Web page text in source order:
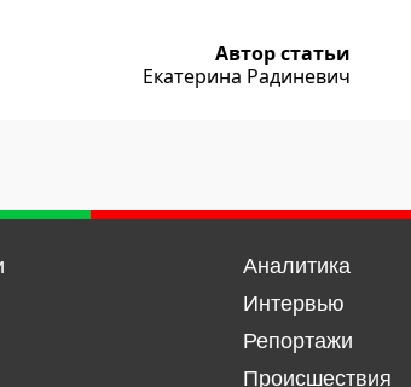
Автор статьи
Екатерина Радиневич
Аналитика
Интервью
Репортажи
Происшествия